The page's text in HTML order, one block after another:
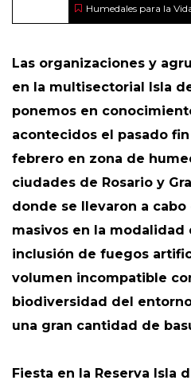
Humedales para la
Las organizaciones y
en la multisectorial Isla
ponemos en
acontecidos el pasado
febrero en zona de
ciudades de Rosario y
donde se llevaron a
masivos en la modalidad
inclusión de fuegos
volumen incompatible
biodiversidad del
una gran cantidad de
Fiesta en la Reserva Isla